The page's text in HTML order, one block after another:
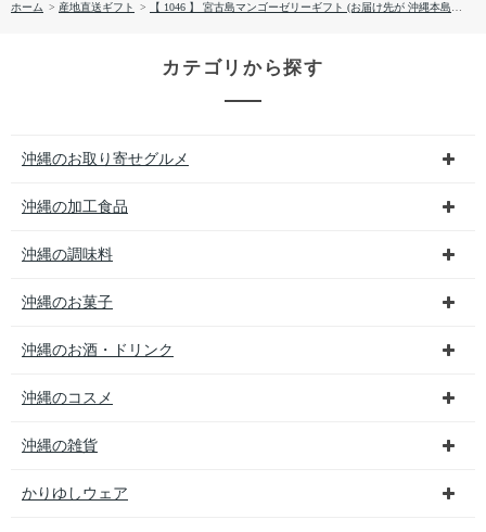
ホーム > 産地直送ギフト > 【 1046 】 宮古島マンゴーゼリーギフト (お届け先が 沖縄本島内 ) 産地直送 【 万果 】
カテゴリから探す
沖縄のお取り寄せグルメ
沖縄の加工食品
沖縄の調味料
沖縄のお菓子
沖縄のお酒・ドリンク
沖縄のコスメ
沖縄の雑貨
かりゆしウェア